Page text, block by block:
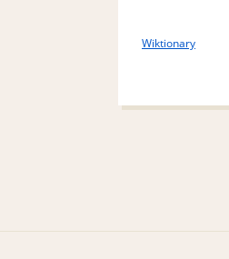
Wiktionary